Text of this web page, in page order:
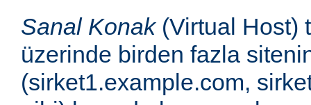
Sanal Konak(Virtual Host)
üzerinde birden fazla
(sirket1.example.com,